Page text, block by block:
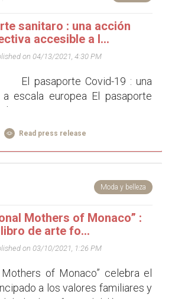
sanitaro : una acción
accesible a l...
on 04/13/2021, 4:30 PM
europea El pasaporte
Read press release
Moda y belleza
Mothers of Monaco” :
libro de arte fo...
on 03/10/2021, 1:26 PM
Mothers of Monaco” celebra el
a los valores familiares y